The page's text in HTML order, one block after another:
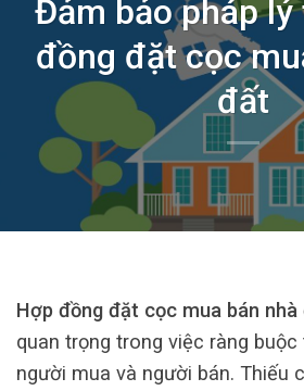
Đảm bảo pháp
đồng đặt cọc
đất
Hợp đồng đặt cọc mua bán nhà
quan trọng trong việc ràng
người mua và người bán. Thiếu